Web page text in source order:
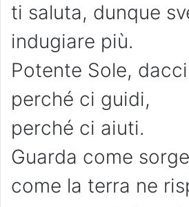
ti saluta, dunque
indugiare più.
Potente Sole,
perché ci guidi,
perché ci aiuti.
Guarda come
come la terra ne